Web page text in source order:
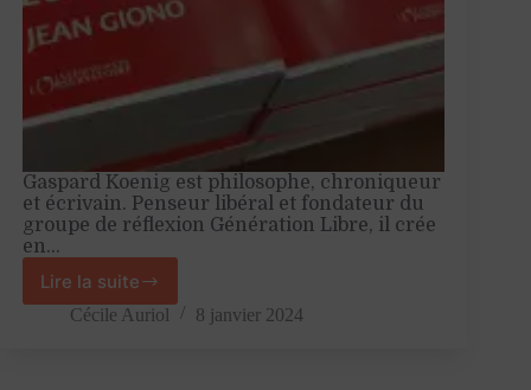
Gaspard Koenig est philosophe, chroniqueur
et écrivain. Penseur libéral et fondateur du
groupe de réflexion Génération Libre, il crée
en…
Lire la suite
Humus,
un
Cécile Auriol 8 janvier 2024